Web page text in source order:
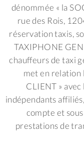
dénommée « la
rue des Rois,
réservation taxis,
TAXIPHONE
chauffeurs de taxi
met en relation
CLIENT »
indépendants
compte et
prestations de